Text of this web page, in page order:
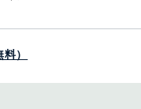
）